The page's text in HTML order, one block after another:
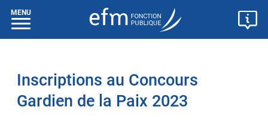
MENU
Inscriptions au Concours
Gardien de la Paix 2023